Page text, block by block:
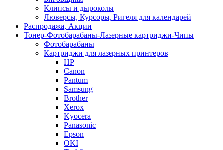
Клипсы и дыроколы
Люверсы, Курсоры, Ригеля для календарей
Распродажа, Акции
Тонер-Фотобарабаны-Лазерные картриджи-Чипы
Фотобарабаны
Картриджи для лазерных принтеров
HP
Canon
Pantum
Samsung
Brother
Xerox
Kyocera
Panasonic
Epson
OKI